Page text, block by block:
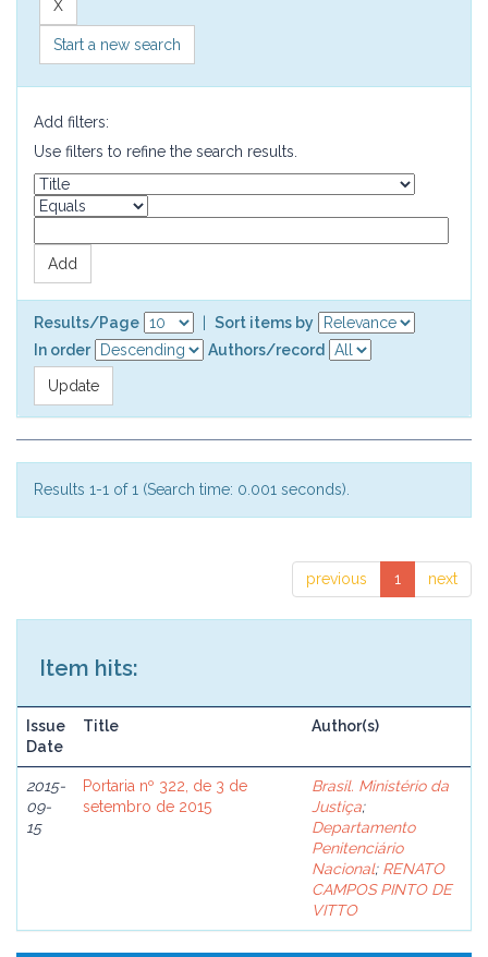
Start a new search
Add filters:
Use filters to refine the search results.
Results/Page
Sort items by
In order
Authors/record
Results 1-1 of 1 (Search time: 0.001 seconds).
previous 1 next
Item hits:
Issue
Date
Title Author(s)
2015-
09-
15
Portaria nº 322, de 3 de
setembro de 2015
Brasil. Ministério da
Justiça;
Departamento
Penitenciário
Nacional; RENATO
CAMPOS PINTO DE
VITTO